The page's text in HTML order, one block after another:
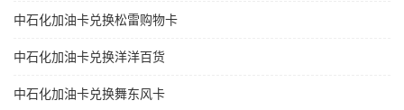
中石化加油卡兑换松雷购物卡
中石化加油卡兑换洋洋百货
中石化加油卡兑换舞东风卡